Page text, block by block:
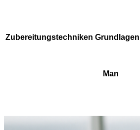
Zubereitungstechniken
Man